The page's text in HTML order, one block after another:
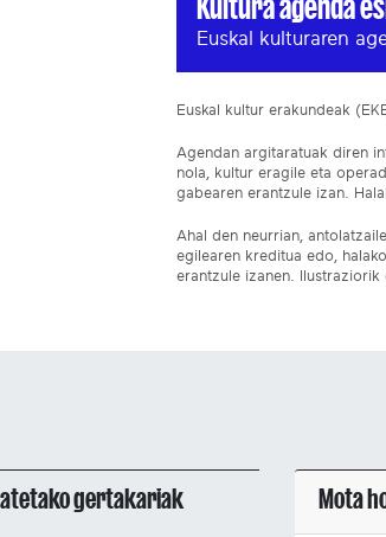
Kultura agenda
Euskal kulturaren
Euskal kultur erakundeak
Agendan argitaratuak diren
nola, kultur eragile eta
gabearen erantzule izan.
Ahal den neurrian,
egilearen kreditua edo,
erantzule izanen.
gertakariak Mota